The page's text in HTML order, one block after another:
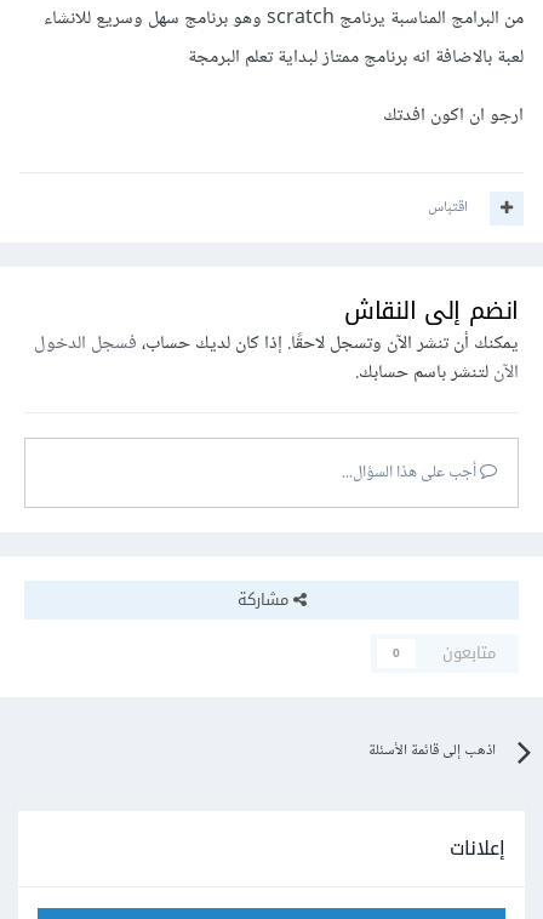
من البرامج المناسبة يرنامج scratch وهو برنامج سهل وسريع للانشاء
لعبة بالاضافة انه برنامج ممتاز لبداية تعلم البرمجة
ارجو ان اكون افدتك
اقتباس
انضم إلى النقاش
يمكنك أن تنشر الآن وتسجل لاحقًا. إذا كان لديك حساب،فسجل الدخول
الآنلتنشر باسم حسابك.
أجب على هذا السؤال...
مشاركة
متابعون
0
اذهب إلى قائمة الأسئلة
إعلانات